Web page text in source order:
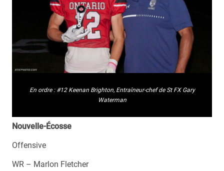
En ordre : #12 Keenan Brighton, Entraîneur-chef de St FX Gary
Waterman
Nouvelle-Écosse
Offensive
WR – Marlon Fletcher